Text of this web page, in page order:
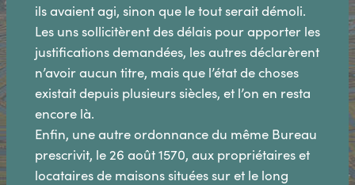
ils avaient agi, sinon que le tout serait démoli.
Les uns sollicitèrent des délais pour apporter les
justifications demandées, les autres déclarèrent
n’avoir aucun titre, mais que l’état de choses
existait depuis plusieurs siècles, et l’on en resta
encore là.
Enfin, une autre ordonnance du même Bureau
prescrivit, le 26 août 1570, aux propriétaires et
locataires de maisons situées sur et le long